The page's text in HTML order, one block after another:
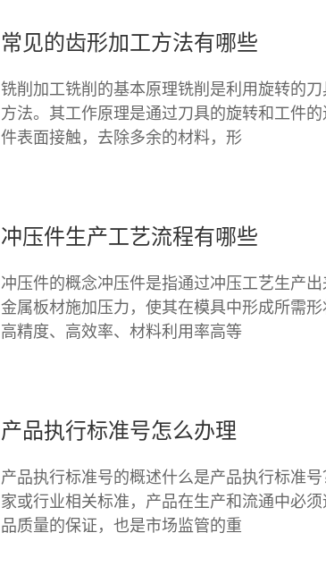
常见的齿形加工方法有哪些
铣削加工铣削的基本原理铣削是利用旋转的
方法。其工作原理是通过刀具的旋转和工件
件表面接触，去除多余的材料，形
冲压件生产工艺流程有哪些
冲压件的概念冲压件是指通过冲压工艺生产
金属板材施加压力，使其在模具中形成所需
高精度、高效率、材料利用率高等
产品执行标准号怎么办理
产品执行标准号的概述什么是产品执行标准
家或行业相关标准，产品在生产和流通中必
品质量的保证，也是市场监管的重